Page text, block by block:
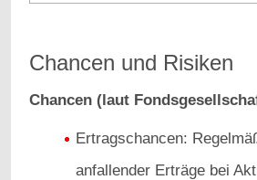
Chancen und Risiken
Chancen (laut
Ertragschancen:
anfallender Erträge bei